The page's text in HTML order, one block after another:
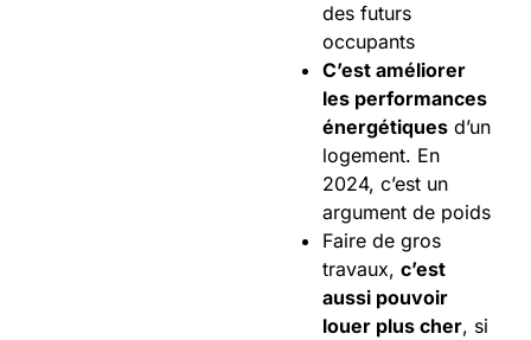
des futurs
occupants
C’est améliorer
les performances
énergétiques d’un
logement. En
2024, c’est un
argument de poids
Faire de gros
travaux, c’est
aussi pouvoir
louer plus cher, si